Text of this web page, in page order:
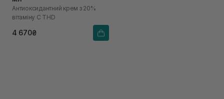
Антиоксидантний крем з 20%
вітаміну С THD
4 670₴